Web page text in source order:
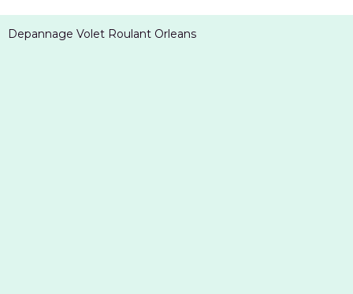
Depannage Volet Roulant Orleans